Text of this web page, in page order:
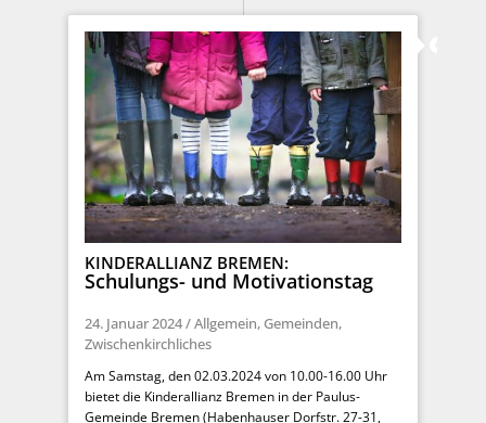
KINDERALLIANZ BREMEN:
Schulungs- und Motivationstag
24. Januar 2024/Allgemein, Gemeinden,
Zwischenkirchliches
Am Samstag, den 02.03.2024 von 10.00-16.00 Uhr
bietet die Kinderallianz Bremen in der Paulus-
Gemeinde Bremen (Habenhauser Dorfstr. 27-31,